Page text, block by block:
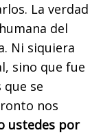
La verdad
del
Ni siquiera
sino que fue
se
nos
ustedes por